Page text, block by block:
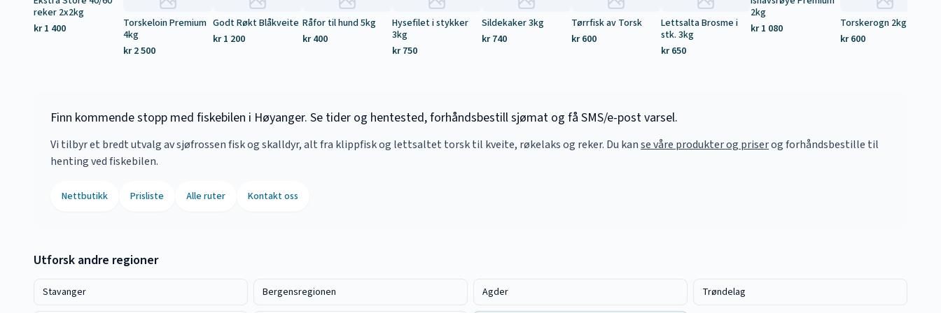
reker 2x2kg
kr 1 400
Torskeloin Premium
4kg
kr 2 500
Godt Røkt Blåkveite
kr 1 200
Råfor til hund 5kg
kr 400
Hysefilet i stykker
3kg
kr 750
Sildekaker 3kg
kr 740
Tørrfisk av Torsk
kr 600
Lettsalta Brosme i
stk. 3kg
kr 650
2kg
kr 1 080
Torskerogn 2kg
kr 600
Finn kommende stopp med fiskebilen i Høyanger. Se tider og hentested, forhåndsbestill sjømat og få SMS/e-post varsel.
Vi tilbyr et bredt utvalg av sjøfrossen fisk og skalldyr, alt fra klippfisk og lettsaltet torsk til kveite, røkelaks og reker. Du kanse våre produkter og priserog forhåndsbestille til
henting ved fiskebilen.
Nettbutikk Prisliste Alle ruter Kontakt oss
Utforsk andre regioner
Stavanger Bergensregionen Agder Trøndelag